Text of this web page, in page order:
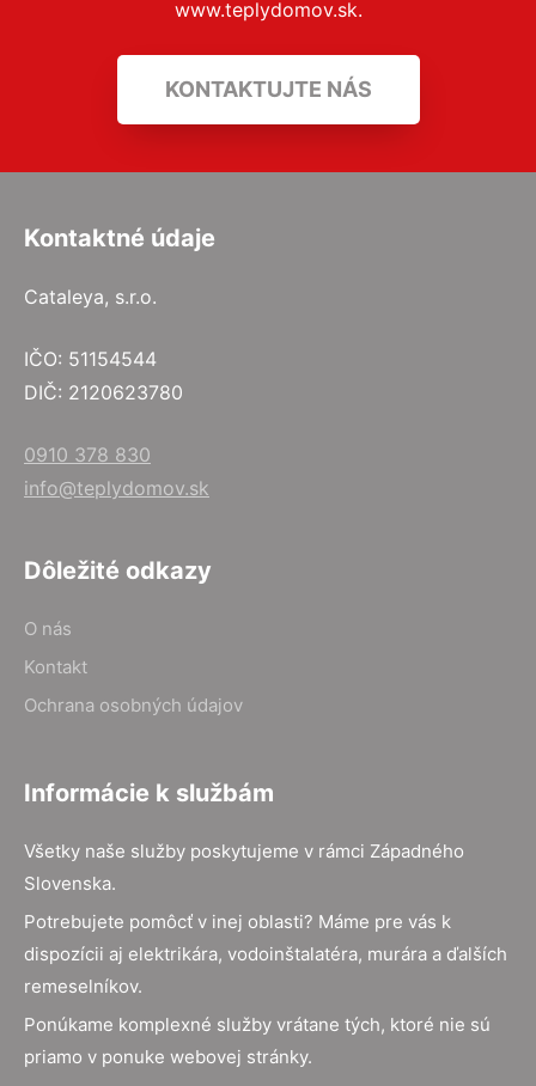
www.teplydomov.sk.
KONTAKTUJTE NÁS
Kontaktné údaje
Cataleya, s.r.o.
IČO: 51154544
DIČ: 2120623780
0910 378 830
info@teplydomov.sk
Dôležité odkazy
O nás
Kontakt
Ochrana osobných údajov
Informácie k službám
Všetky naše služby poskytujeme v rámci Západného
Slovenska.
Potrebujete pomôcť v inej oblasti? Máme pre vás k
dispozícii aj elektrikára, vodoinštalatéra, murára a ďalších
remeselníkov.
Ponúkame komplexné služby vrátane tých, ktoré nie sú
priamo v ponuke webovej stránky.